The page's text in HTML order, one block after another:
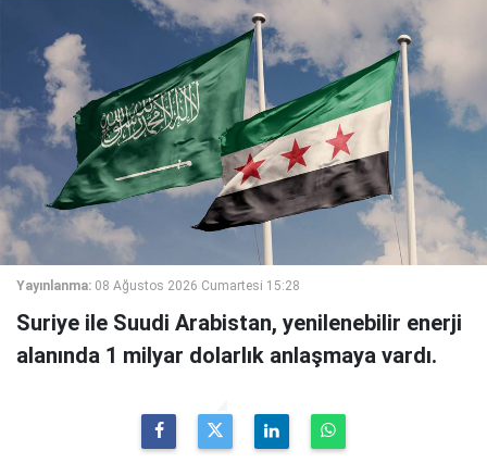
Yayınlanma: 08 Ağustos 2026 Cumartesi 15:28
Suriye ile Suudi Arabistan, yenilenebilir enerji
alanında 1 milyar dolarlık anlaşmaya vardı.